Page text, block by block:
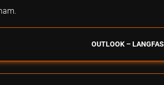
OUTLOOK –